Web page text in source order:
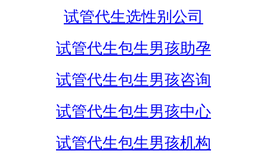
试管代生选性别公司
试管代生包生男孩助孕
试管代生包生男孩咨询
试管代生包生男孩中心
试管代生包生男孩机构